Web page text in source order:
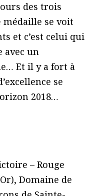
des trois
médaille se voit
et c’est celui qui
avec un
Et il y a fort à
se
2018…
– Rouge
Domaine de